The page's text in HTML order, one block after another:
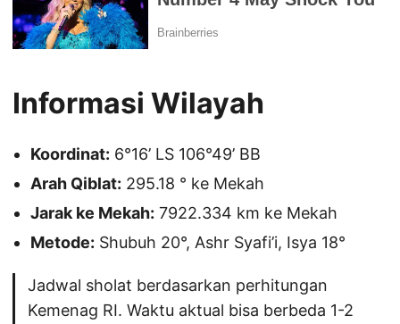
Informasi Wilayah
Koordinat: 6°16’ LS 106°49’ BB
Arah Qiblat: 295.18 ° ke Mekah
Jarak ke Mekah: 7922.334 km ke Mekah
Metode: Shubuh 20°, Ashr Syafi’i, Isya 18°
Jadwal sholat berdasarkan perhitungan
Kemenag RI. Waktu aktual bisa berbeda 1-2